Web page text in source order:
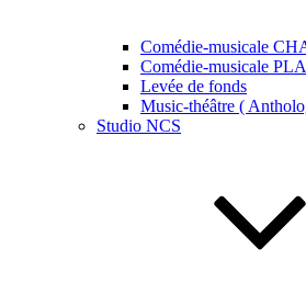
Comédie-musicale
Comédie-musicale
Levée de fonds
Music-théâtre (
Studio NCS